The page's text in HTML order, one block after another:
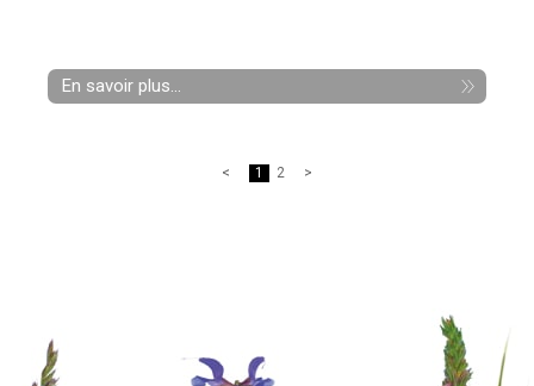
En savoir plus...
1 2